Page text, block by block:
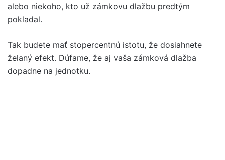
alebo niekoho, kto už zámkovu dlažbu predtým
pokladal.
Tak budete mať stopercentnú istotu, že dosiahnete
želaný efekt. Dúfame, že aj vaša zámková dlažba
dopadne na jednotku.